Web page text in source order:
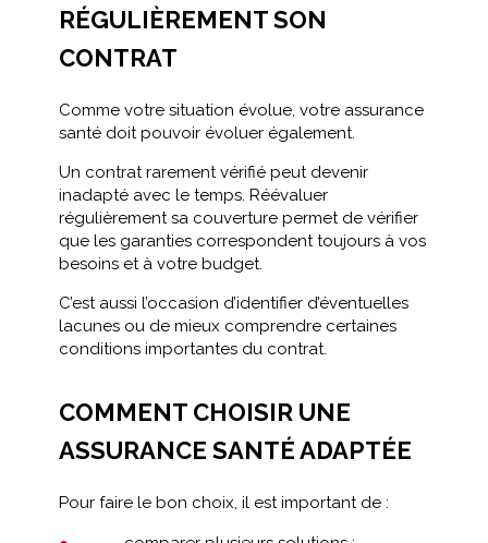
RÉGULIÈREMENT SON
CONTRAT
Comme votre situation évolue, votre assurance
santé doit pouvoir évoluer également.
Un contrat rarement vérifié peut devenir
inadapté avec le temps. Réévaluer
régulièrement sa couverture permet de vérifier
que les garanties correspondent toujours à vos
besoins et à votre budget.
C’est aussi l’occasion d’identifier d’éventuelles
lacunes ou de mieux comprendre certaines
conditions importantes du contrat.
COMMENT CHOISIR UNE
ASSURANCE SANTÉ ADAPTÉE
Pour faire le bon choix, il est important de :